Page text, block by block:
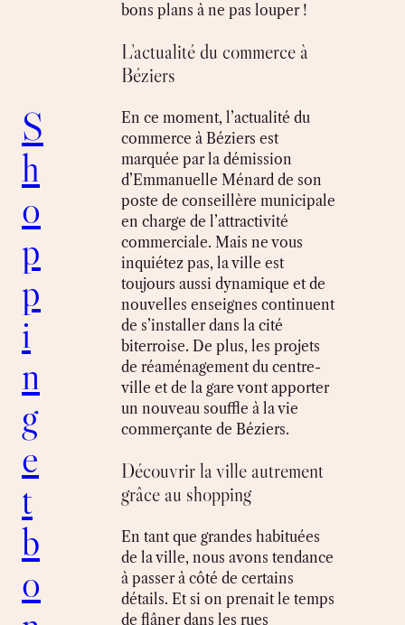
S
h
o
p
p
i
n
g
e
t
b
o
bons plans à ne pas louper !
L’actualité du commerce à
Béziers
En ce moment, l’actualité du
commerce à Béziers est
marquée par la démission
d’Emmanuelle Ménard de son
poste de conseillère municipale
en charge de l’attractivité
commerciale. Mais ne vous
inquiétez pas, la ville est
toujours aussi dynamique et de
nouvelles enseignes continuent
de s’installer dans la cité
biterroise. De plus, les projets
de réaménagement du centre-
ville et de la gare vont apporter
un nouveau souffle à la vie
commerçante de Béziers.
Découvrir la ville autrement
grâce au shopping
En tant que grandes habituées
de la ville, nous avons tendance
à passer à côté de certains
détails. Et si on prenait le temps
de flâner dans les rues